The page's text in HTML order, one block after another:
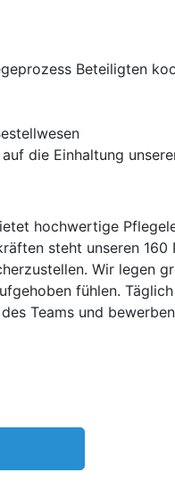
Beteiligten
die Einhaltung
hochwertige
steht unseren 160
Wir legen
fühlen.
Teams und